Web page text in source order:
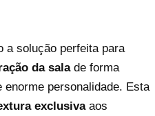
a solução perfeita para
da salade forma
enorme personalidade. Esta
exclusivaaos